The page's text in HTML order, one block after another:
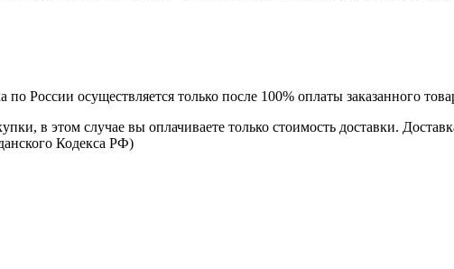
России осуществляется только после 100% оплаты заказанного
в этом случае вы оплачиваете только стоимость доставки.
Кодекса РФ)